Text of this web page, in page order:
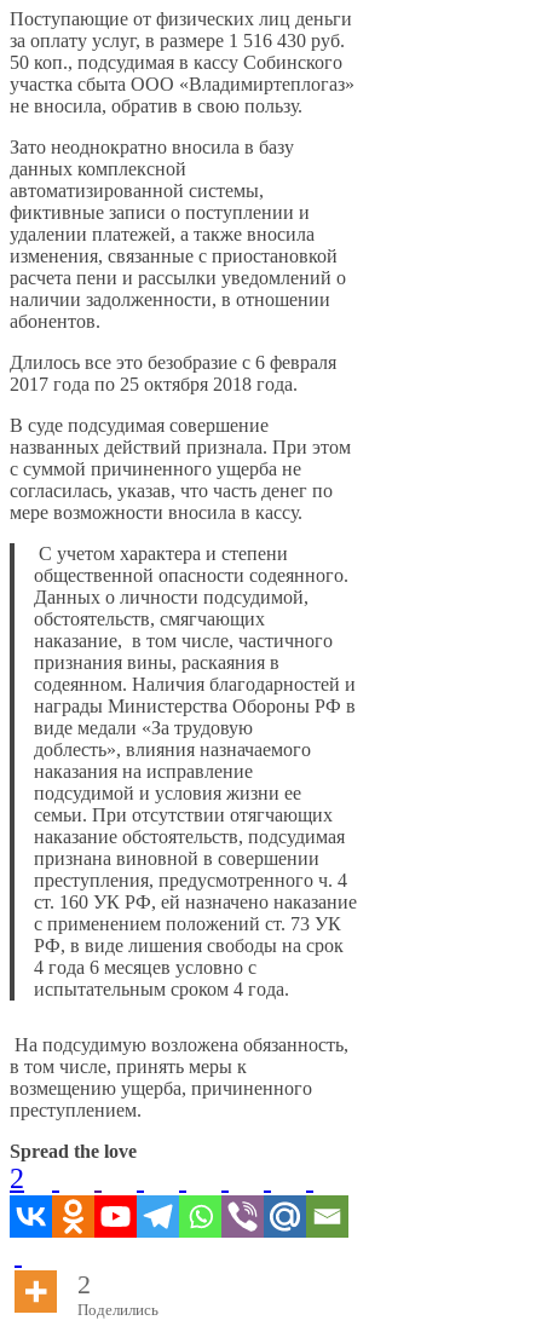
Поступающие от физических лиц деньги
за оплату услуг, в размере 1 516 430 руб.
50 коп., подсудимая в кассу Собинского
участка сбыта ООО «Владимиртеплогаз»
не вносила, обратив в свою пользу.
Зато неоднократно вносила в базу
данных комплексной
автоматизированной системы,
фиктивные записи о поступлении и
удалении платежей, а также вносила
изменения, связанные с приостановкой
расчета пени и рассылки уведомлений о
наличии задолженности, в отношении
абонентов.
Длилось все это безобразие с 6 февраля
2017 года по 25 октября 2018 года.
В суде подсудимая совершение
названных действий признала. При этом
с суммой причиненного ущерба не
согласилась, указав, что часть денег по
мере возможности вносила в кассу.
С учетом характера и степени
общественной опасности содеянного.
Данных о личности подсудимой,
обстоятельств, смягчающих
наказание, в том числе, частичного
признания вины, раскаяния в
содеянном. Наличия благодарностей и
награды Министерства Обороны РФ в
виде медали «За трудовую
доблесть», влияния назначаемого
наказания на исправление
подсудимой и условия жизни ее
семьи. При отсутствии отягчающих
наказание обстоятельств, подсудимая
признана виновной в совершении
преступления, предусмотренного ч. 4
ст. 160 УК РФ, ей назначено наказание
с применением положений ст. 73 УК
РФ, в виде лишения свободы на срок
4 года 6 месяцев условно с
испытательным сроком 4 года.
На подсудимую возложена обязанность,
в том числе, принять меры к
возмещению ущерба, причиненного
преступлением.
Spread the love
2
2
Поделились